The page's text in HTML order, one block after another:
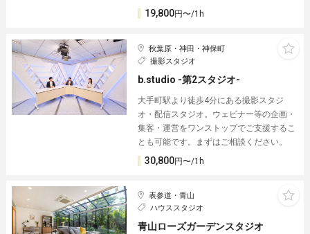
19,800円〜/1h
秋葉原・神田・神保町
撮影スタジオ
b.studio -第2スタジオ-
大手町駅より徒歩4分にある撮影スタジ
オ・配信スタジオ。ウェビナー等の企画・
集客・運営をワンストップでご支援するこ
とも可能です。まずはご相談ください。
30,800円〜/1h
表参道・青山
ハウススタジオ
青山ローズガーデンスタジオ